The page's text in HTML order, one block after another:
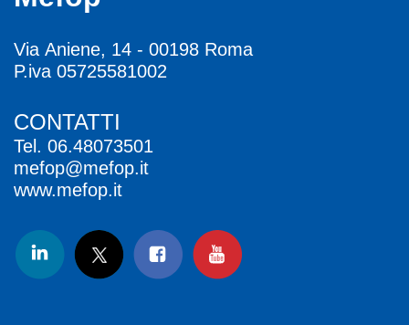
Via Aniene, 14 - 00198 Roma
P.iva 05725581002
CONTATTI
Tel. 06.48073501
mefop@mefop.it
www.mefop.it